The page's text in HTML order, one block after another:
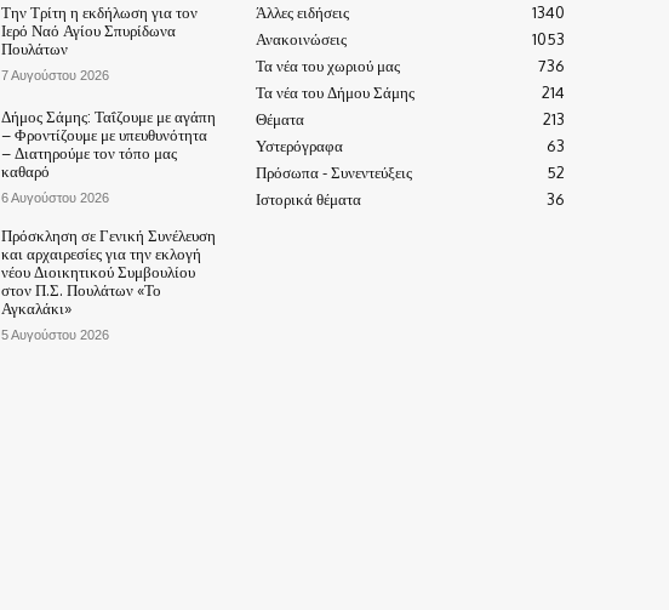
Την Τρίτη η εκδήλωση για τον
Ιερό Ναό Αγίου Σπυρίδωνα
Πουλάτων
7 Αυγούστου 2026
Δήμος Σάμης: Ταΐζουμε με αγάπη
– Φροντίζουμε με υπευθυνότητα
– Διατηρούμε τον τόπο μας
καθαρό
6 Αυγούστου 2026
Πρόσκληση σε Γενική Συνέλευση
και αρχαιρεσίες για την εκλογή
νέου Διοικητικού Συμβουλίου
στον Π.Σ. Πουλάτων «Το
Αγκαλάκι»
5 Αυγούστου 2026
Άλλες ειδήσεις
1340
Ανακοινώσεις
1053
Τα νέα του χωριού μας
736
Τα νέα του Δήμου Σάμης
214
Θέματα
213
Υστερόγραφα
63
Πρόσωπα - Συνεντεύξεις
52
Ιστορικά θέματα
36